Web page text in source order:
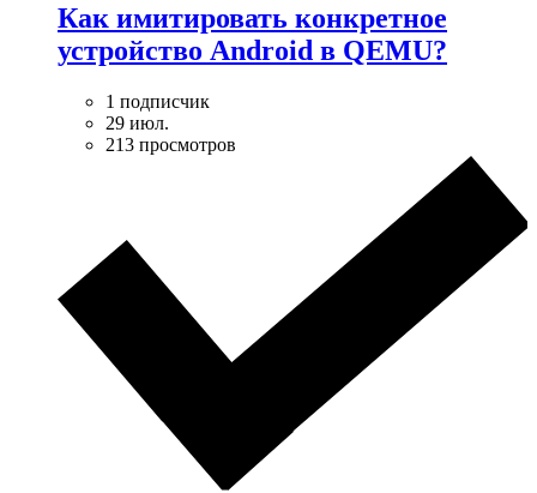
Как имитировать конкретное
устройство Android в QEMU?
1 подписчик
29 июл.
213 просмотров